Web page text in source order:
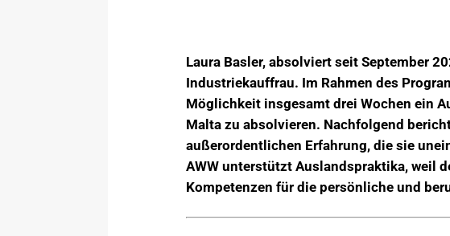
Laura Basler, absolviert seit September
Industriekauffrau. Im Rahmen des
Möglichkeit insgesamt drei Wochen ein
Malta zu absolvieren. Nachfolgend
außerordentlichen Erfahrung, die sie
AWW unterstützt Auslandspraktika, weil
Kompetenzen für die persönliche und